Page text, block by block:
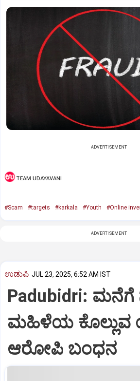
ADVERTISEMENT
TEAM UDAYAVANI
#Scam #targets #karkala #Youth #Online
ADVERTISEMENT
ಉಡುಪಿ JUL 23, 2025, 6:52 AM IST
Padubidri: ಮನೆಗೆ
ಮಹಿಳೆಯ ಕೊಲ್ಲುವ
ಆರೋಪಿ ಬಂಧನ